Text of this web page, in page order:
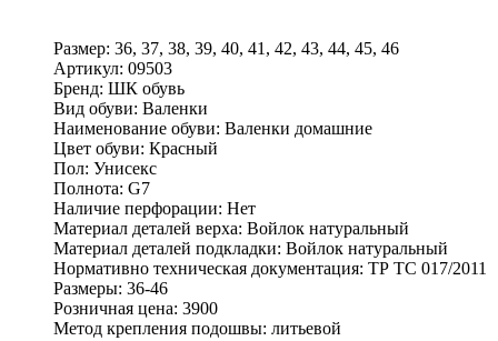
Размер: 36, 37, 38, 39, 40, 41, 42, 43, 44, 45, 46
Артикул: 09503
Бренд: ШК обувь
Вид обуви: Валенки
Наименование обуви: Валенки домашние
Цвет обуви: Красный
Пол: Унисекс
Полнота: G7
Наличие перфорации: Нет
Материал деталей верха: Войлок натуральный
Материал деталей подкладки: Войлок натуральный
Нормативно техническая документация: ТР ТС 017/2011
Размеры: 36-46
Розничная цена: 3900
Метод крепления подошвы: литьевой